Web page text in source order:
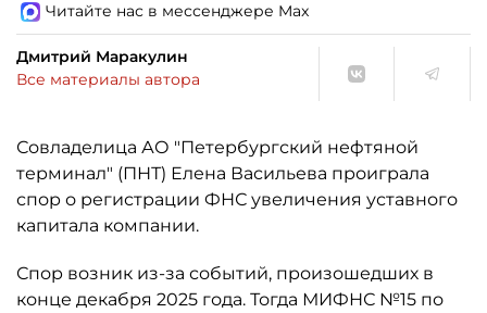
Читайте нас в мессенджере Max
Дмитрий Маракулин
Все материалы автора
Совладелица АО "Петербургский нефтяной
терминал" (ПНТ) Елена Васильева проиграла
спор о регистрации ФНС увеличения уставного
капитала компании.
Спор возник из-за событий, произошедших в
конце декабря 2025 года. Тогда МИФНС №15 по